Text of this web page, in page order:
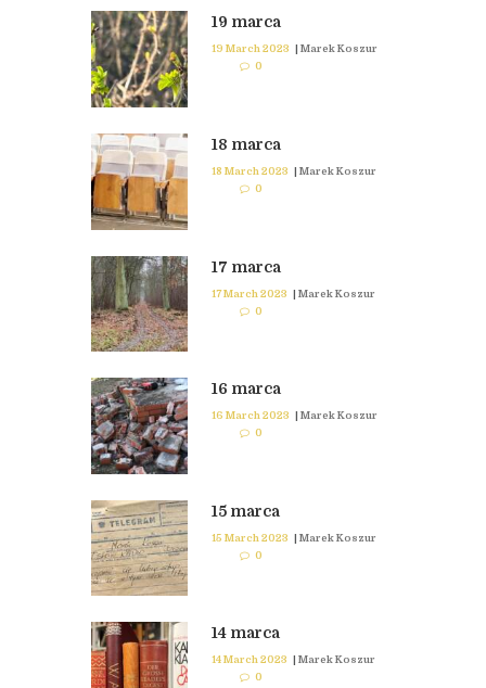
19 marca
19 March 2023
Marek Koszur
0
18 marca
18 March 2023 | Marek Koszur
0
17 marca
17 March 2023 | Marek Koszur
0
16 marca
16 March 2023 | Marek Koszur
0
15 marca
15 March 2023 | Marek Koszur
0
14 marca
14 March 2023
Marek Koszur
0